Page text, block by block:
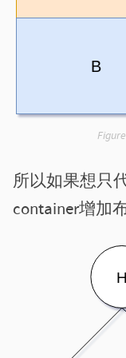
所以如果想只
container增加